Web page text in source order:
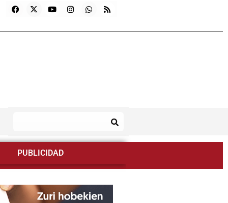
PUBLICIDAD